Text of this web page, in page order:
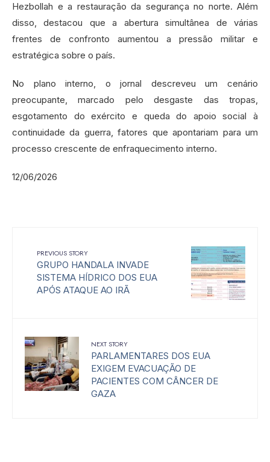
Hezbollah e a restauração da segurança no norte. Além
disso, destacou que a abertura simultânea de várias
frentes de confronto aumentou a pressão militar e
estratégica sobre o país.
No plano interno, o jornal descreveu um cenário
preocupante, marcado pelo desgaste das tropas,
esgotamento do exército e queda do apoio social à
continuidade da guerra, fatores que apontariam para um
processo crescente de enfraquecimento interno.
12/06/2026
PREVIOUS STORY
GRUPO HANDALA INVADE
SISTEMA HÍDRICO DOS EUA
APÓS ATAQUE AO IRÃ
NEXT STORY
PARLAMENTARES DOS EUA
EXIGEM EVACUAÇÃO DE
PACIENTES COM CÂNCER DE
GAZA